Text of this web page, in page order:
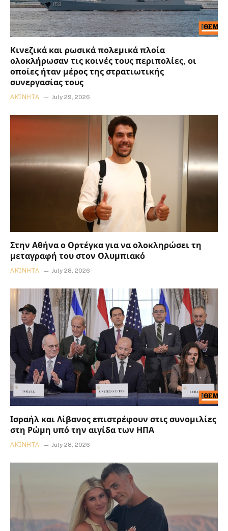
Κινεζικά και ρωσικά πολεμικά πλοία
ολοκλήρωσαν τις κοινές τους περιπολίες, οι
οποίες ήταν μέρος της στρατιωτικής
συνεργασίας τους
ΑΚΊΝΗΤΑ July 29, 2026
Στην Αθήνα ο Ορτέγκα για να ολοκληρώσει τη
μεταγραφή του στον Ολυμπιακό
ΑΚΊΝΗΤΑ July 28, 2026
Ισραήλ και Λίβανος επιστρέφουν στις συνομιλίες
στη Ρώμη υπό την αιγίδα των ΗΠΑ
ΑΚΊΝΗΤΑ July 28, 2026